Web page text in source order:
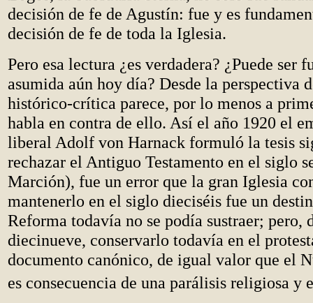
decisión de fe de Agustín: fue y es
decisión de fe de toda la Iglesia.
Pero esa lectura ¿es verdadera? ¿Puede ser
asumida aún hoy día? Desde la perspectiva
histórico-crítica parece, por lo menos a
habla en contra de ello. Así el año 1920 el
liberal Adolf von Harnack formuló la tesis
rechazar el Antiguo Testamento en el siglo
Marción), fue un error que la gran Iglesia
mantenerlo en el siglo dieciséis fue un
Reforma todavía no se podía sustraer; pero,
diecinueve, conservarlo todavía en el
documento canónico, de igual valor que el
es consecuencia de una parálisis religiosa y